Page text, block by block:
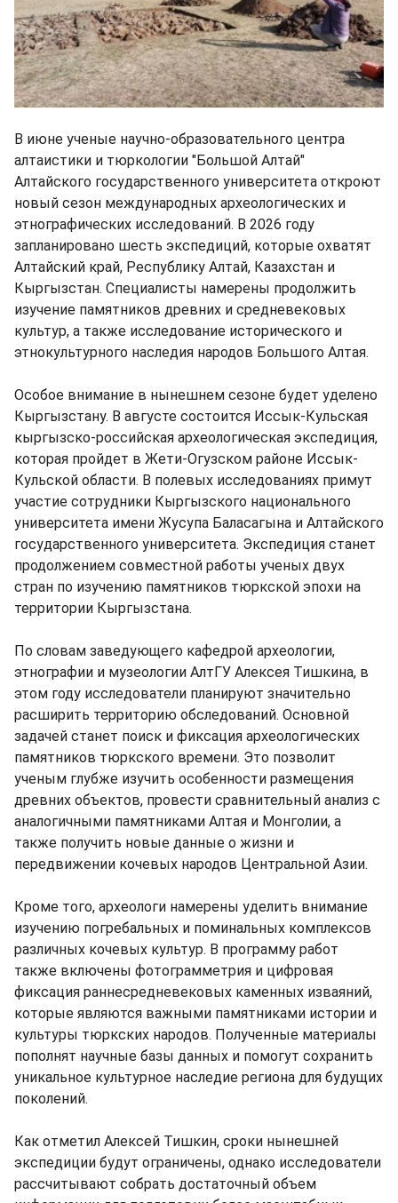
В июне ученые научно-образовательного центра
алтаистики и тюркологии "Большой Алтай"
Алтайского государственного университета откроют
новый сезон международных археологических и
этнографических исследований. В 2026 году
запланировано шесть экспедиций, которые охватят
Алтайский край, Республику Алтай, Казахстан и
Кыргызстан. Специалисты намерены продолжить
изучение памятников древних и средневековых
культур, а также исследование исторического и
этнокультурного наследия народов Большого Алтая.
Особое внимание в нынешнем сезоне будет уделено
Кыргызстану. В августе состоится Иссык-Кульская
кыргызско-российская археологическая экспедиция,
которая пройдет в Жети-Огузском районе Иссык-
Кульской области. В полевых исследованиях примут
участие сотрудники Кыргызского национального
университета имени Жусупа Баласагына и Алтайского
государственного университета. Экспедиция станет
продолжением совместной работы ученых двух
стран по изучению памятников тюркской эпохи на
территории Кыргызстана.
По словам заведующего кафедрой археологии,
этнографии и музеологии АлтГУ Алексея Тишкина, в
этом году исследователи планируют значительно
расширить территорию обследований. Основной
задачей станет поиск и фиксация археологических
памятников тюркского времени. Это позволит
ученым глубже изучить особенности размещения
древних объектов, провести сравнительный анализ с
аналогичными памятниками Алтая и Монголии, а
также получить новые данные о жизни и
передвижении кочевых народов Центральной Азии.
Кроме того, археологи намерены уделить внимание
изучению погребальных и поминальных комплексов
различных кочевых культур. В программу работ
также включены фотограмметрия и цифровая
фиксация раннесредневековых каменных изваяний,
которые являются важными памятниками истории и
культуры тюркских народов. Полученные материалы
пополнят научные базы данных и помогут сохранить
уникальное культурное наследие региона для будущих
поколений.
Как отметил Алексей Тишкин, сроки нынешней
экспедиции будут ограничены, однако исследователи
рассчитывают собрать достаточный объем